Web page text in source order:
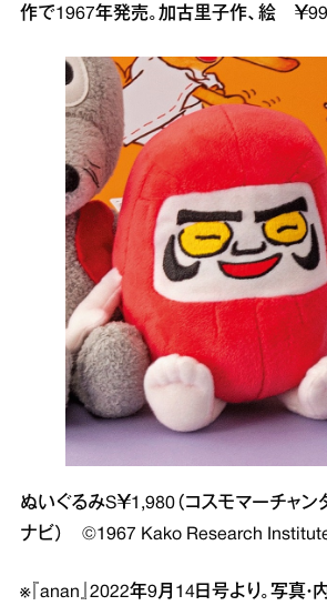
作で1967年発売。加古里子作、絵 ￥
ぬいぐるみS￥1,980（コスモマーチャン
ナビ） ©1967 Kako Research
※『anan』2022年9月14日号より。写真・